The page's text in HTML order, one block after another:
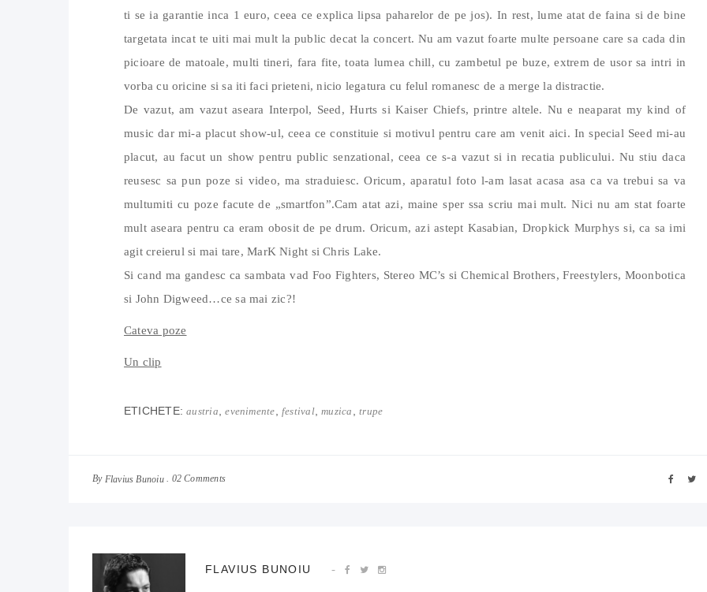
ti se ia garantie inca 1 euro, ceea ce explica lipsa paharelor de pe jos). In rest, lume atat de faina si de bine
targetata incat te uiti mai mult la public decat la concert. Nu am vazut foarte multe persoane care sa cada din
picioare de matoale, multi tineri, fara fite, toata lumea chill, cu zambetul pe buze, extrem de usor sa intri in
vorba cu oricine si sa iti faci prieteni, nicio legatura cu felul romanesc de a merge la distractie.
De vazut, am vazut aseara Interpol, Seed, Hurts si Kaiser Chiefs, printre altele. Nu e neaparat my kind of
music dar mi-a placut show-ul, ceea ce constituie si motivul pentru care am venit aici. In special Seed mi-au
placut, au facut un show pentru public senzational, ceea ce s-a vazut si in recatia publicului. Nu stiu daca
reusesc sa pun poze si video, ma straduiesc. Oricum, aparatul foto l-am lasat acasa asa ca va trebui sa va
multumiti cu poze facute de „smartfon”.Cam atat azi, maine sper ssa scriu mai mult. Nici nu am stat foarte
mult aseara pentru ca eram obosit de pe drum. Oricum, azi astept Kasabian, Dropkick Murphys si, ca sa imi
agit creierul si mai tare, MarK Night si Chris Lake.
Si cand ma gandesc ca sambata vad Foo Fighters, Stereo MC’s si Chemical Brothers, Freestylers, Moonbotica
si John Digweed…ce sa mai zic?!
Cateva poze
Un clip
ETICHETE:austria ,evenimente festival,muzica ,trupe
By Flavius Bunoiu 02 Comments
FLAVIUS BUNOIU